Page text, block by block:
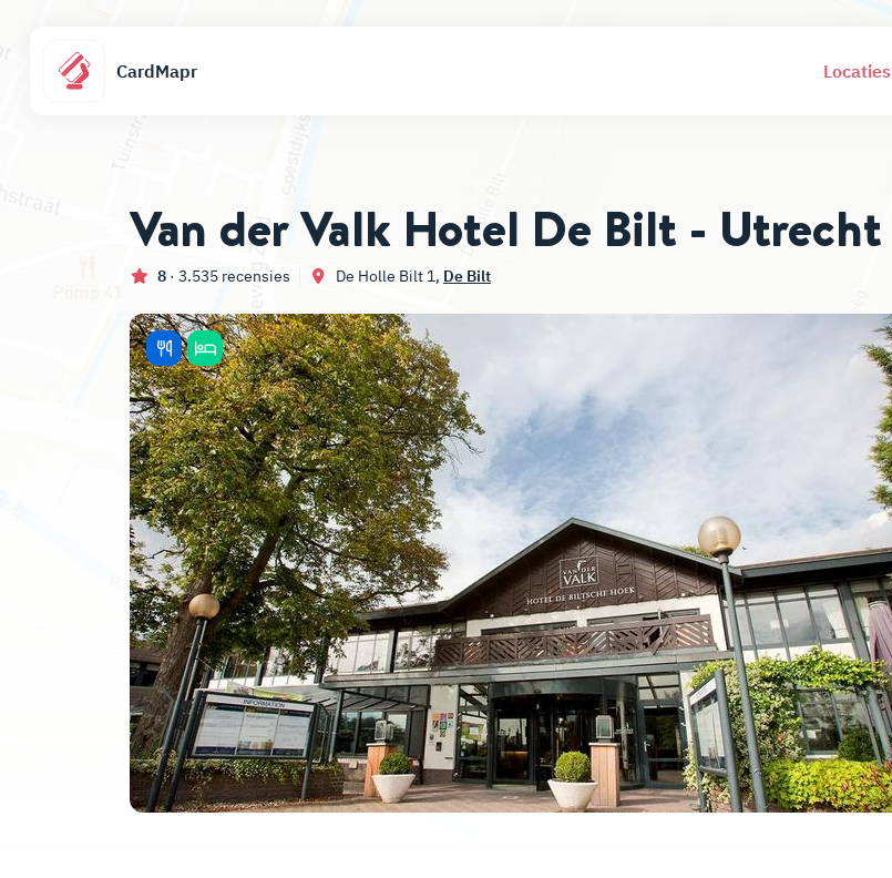
CardMapr Locaties
Van der Valk Hotel De Bilt - Utrecht
8 · 3.535 recensies De Holle Bilt 1, De Bilt